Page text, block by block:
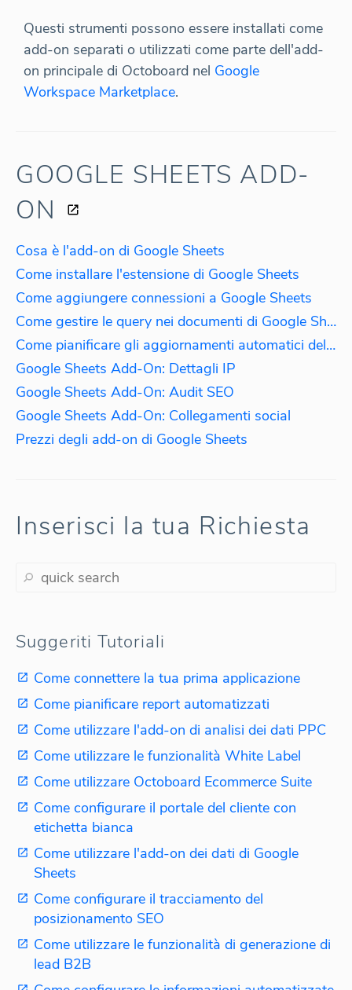
Questi strumenti possono essere installati come
add-on separati o utilizzati come parte dell'add-
on principale di Octoboard nel Google
Workspace Marketplace.
GOOGLE SHEETS ADD-
ON
Cosa è l'add-on di Google Sheets
Come installare l'estensione di Google Sheets
Come aggiungere connessioni a Google Sheets
Come gestire le query nei documenti di Google Sheets
Come pianificare gli aggiornamenti automatici delle query
Google Sheets Add-On: Dettagli IP
Google Sheets Add-On: Audit SEO
Google Sheets Add-On: Collegamenti social
Prezzi degli add-on di Google Sheets
Inserisci la tua Richiesta
Suggeriti Tutoriali
Come connettere la tua prima applicazione
Come pianificare report automatizzati
Come utilizzare l'add-on di analisi dei dati PPC
Come utilizzare le funzionalità White Label
Come utilizzare Octoboard Ecommerce Suite
Come configurare il portale del cliente con
etichetta bianca
Come utilizzare l'add-on dei dati di Google
Sheets
Come configurare il tracciamento del
posizionamento SEO
Come utilizzare le funzionalità di generazione di
lead B2B